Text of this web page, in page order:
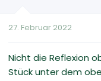
27. Februar 2022
Nicht die Reflexion
Stück unter dem